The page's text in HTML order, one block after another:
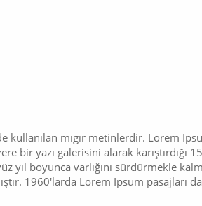
kullanılan mıgır metinlerdir. Lorem
bir yazı galerisini alarak karıştırdığı
yıl boyunca varlığını sürdürmekle
1960'larda Lorem Ipsum pasajları